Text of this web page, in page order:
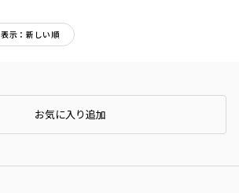
表示：新しい順
お気に入り追加